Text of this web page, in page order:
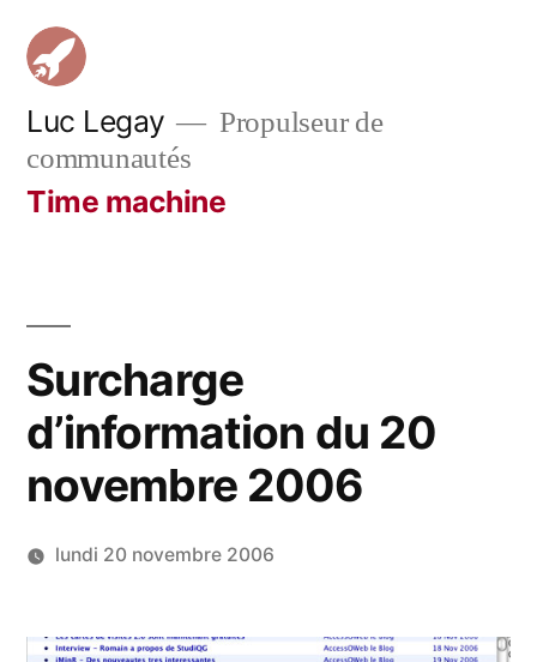
Aller
contenu
Luc Legay
Propulseur de
communautés
Time machine
Surcharge
d’information du 20
novembre 2006
lundi 20 novembre 2006
commentaires